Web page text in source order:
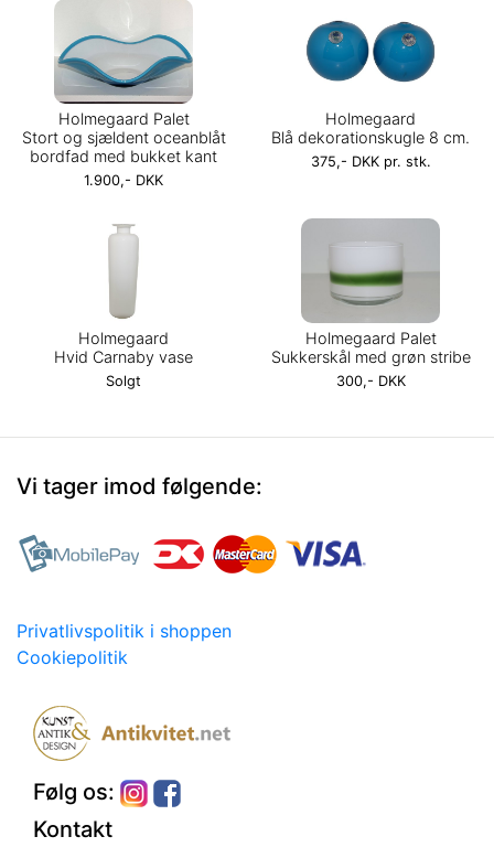
Holmegaard Palet
Stort og sjældent oceanblåt
bordfad med bukket kant
1.900,- DKK
Holmegaard
Blå dekorationskugle 8 cm.
375,- DKK pr. stk.
Holmegaard
Hvid Carnaby vase
Solgt
Holmegaard Palet
Sukkerskål med grøn stribe
300,- DKK
Vi tager imod følgende:
Privatlivspolitik i shoppen
Cookiepolitik
Følg os:
Kontakt